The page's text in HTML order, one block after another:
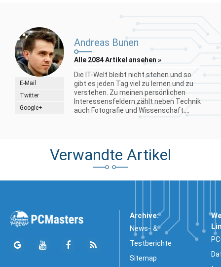
E-Mail
Twitter
Google+
Andreas Bunen
Alle 2084 Artikel ansehen »
Die IT-Welt bleibt nicht stehen und so
gibt es jeden Tag viel zu lernen und zu
verstehen. Zu meinen persönlichen
Interessensfeldern zählt neben Technik
auch Fotografie und Wissenschaft....
Verwandte Artikel
Archive:
News- &
Testberichte
Sitemap